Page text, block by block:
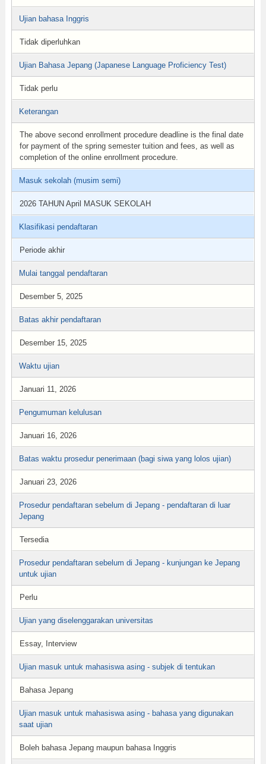
Ujian bahasa Inggris
Tidak diperluhkan
Ujian Bahasa Jepang (Japanese Language Proficiency Test)
Tidak perlu
Keterangan
The above second enrollment procedure deadline is the final date
for payment of the spring semester tuition and fees, as well as
completion of the online enrollment procedure.
Masuk sekolah (musim semi)
2026 TAHUN April MASUK SEKOLAH
Klasifikasi pendaftaran
Periode akhir
Mulai tanggal pendaftaran
Desember 5, 2025
Batas akhir pendaftaran
Desember 15, 2025
Waktu ujian
Januari 11, 2026
Pengumuman kelulusan
Januari 16, 2026
Batas waktu prosedur penerimaan (bagi siwa yang lolos ujian)
Januari 23, 2026
Prosedur pendaftaran sebelum di Jepang - pendaftaran di luar
Jepang
Tersedia
Prosedur pendaftaran sebelum di Jepang - kunjungan ke Jepang
untuk ujian
Perlu
Ujian yang diselenggarakan universitas
Essay, Interview
Ujian masuk untuk mahasiswa asing - subjek di tentukan
Bahasa Jepang
Ujian masuk untuk mahasiswa asing - bahasa yang digunakan
saat ujian
Boleh bahasa Jepang maupun bahasa Inggris